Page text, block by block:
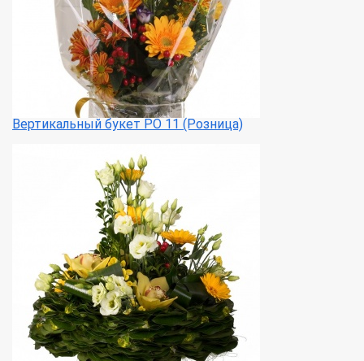
Вертикальный букет РО 11 (Розница)